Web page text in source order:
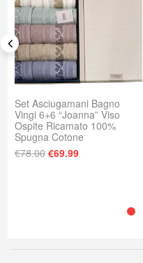
€23.00.
€18.00.
Set Asciugamani Bagno
Vingi 6+6 “Joanna” Viso
Ospite Ricamato 100%
Spugna Cotone
€78.00 Il prezzo originale
€69.99Il prezzo